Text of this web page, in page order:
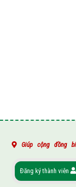
Giúp cộng đồng
Đăng ký thành viên